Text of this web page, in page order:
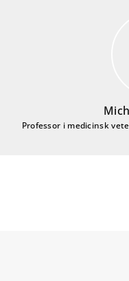
Professor i medicinsk